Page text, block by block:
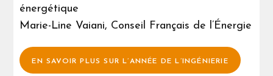
énergétique
Marie-Line Vaiani, Conseil Français de l’Énergie
EN SAVOIR PLUS SUR L’ANNÉE DE L’INGÉNIERIE